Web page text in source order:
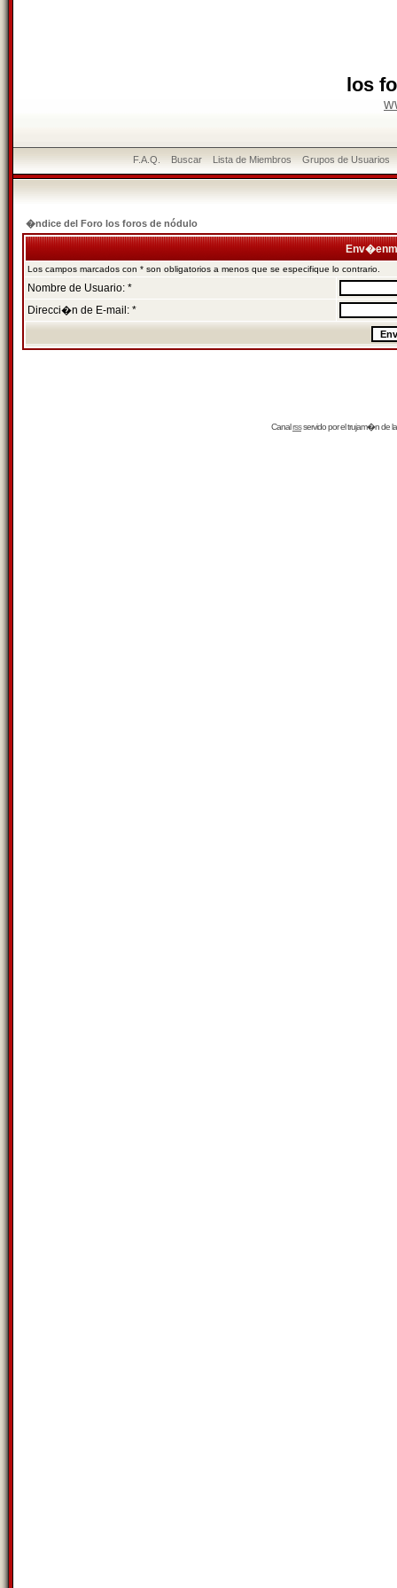
los
F.A.Q. Buscar Lista de Miembros Grupos de Usuarios
�ndice del Foro los foros de nódulo
Los campos marcados con * son obligatorios a menos que se especifique lo contrario.
Nombre de Usuario: *
Direcci�n de E-mail: *
Canalrssservido por eltrujam�nde